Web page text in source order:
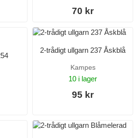
70 kr
2-trådigt ullgarn 237 Åskblå
Kampes
10 i lager
95 kr